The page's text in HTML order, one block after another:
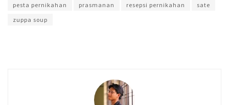
pesta pernikahan
prasmanan resepsi pernikahan
sate
zuppa soup